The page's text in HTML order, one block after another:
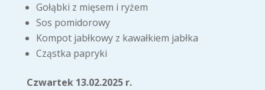
Gołąbki z mięsem i ryżem
Sos pomidorowy
Kompot jabłkowy z kawałkiem jabłka
Cząstka papryki
Czwartek 13.02.2025 r.